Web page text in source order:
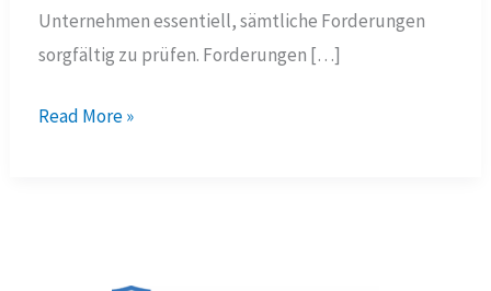
Unternehmen essentiell, sämtliche Forderungen
sorgfältig zu prüfen. Forderungen […]
Was
Read More »